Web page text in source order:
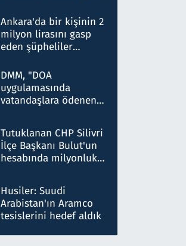
ifadelerinden ortaya
çıkan tablo şok etti
Ankara'da bir kişinin 2
milyon lirasını gasp
eden şüpheliler
DMM, "DOA
uygulamasında
vatandaşlara ödenen
düşürüldüğü" iddiasını
yalanladı
Tutuklanan CHP Silivri
İlçe Başkanı Bulut'un
hesabında milyonluk
talimat verdi, ben
gönderdim
Husiler: Suudi
Arabistan'ın Aramco
tesislerini hedef aldık